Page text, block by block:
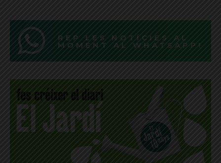
REP LES NOTÍCIES AL
MOMENT AL WHATSAPP!